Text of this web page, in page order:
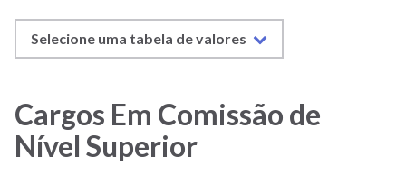
da
remuneração
pessoal/composição
da
remuneração
Selecione uma tabela de valores
Cargos Em Comissão de
Nível Superior